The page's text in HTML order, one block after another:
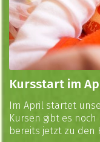
Kursstart im
Im April startet
Kursen gibt es
bereits jetzt zu den